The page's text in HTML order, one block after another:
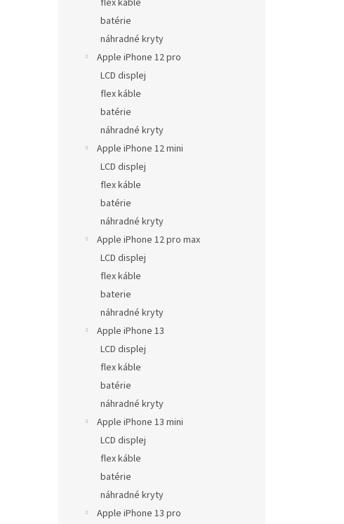
flex káble
batérie
náhradné kryty
Apple iPhone 12 pro
LCD displej
flex káble
batérie
náhradné kryty
Apple iPhone 12 mini
LCD displej
flex káble
batérie
náhradné kryty
Apple iPhone 12 pro max
LCD displej
flex káble
baterie
náhradné kryty
Apple iPhone 13
LCD displej
flex káble
batérie
náhradné kryty
Apple iPhone 13 mini
LCD displej
flex káble
batérie
náhradné kryty
Apple iPhone 13 pro